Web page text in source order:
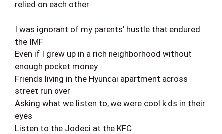
relied on each other
I was ignorant of my parents’ hustle that endured
the IMF
Even if I grew up in a rich neighborhood without
enough pocket money
Friends living in the Hyundai apartment across
street run over
Asking what we listen to, we were cool kids in their
eyes
Listen to the Jodeci at the KFC